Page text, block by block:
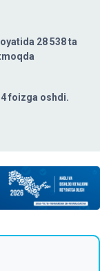
28 538 ta
foizga oshdi.